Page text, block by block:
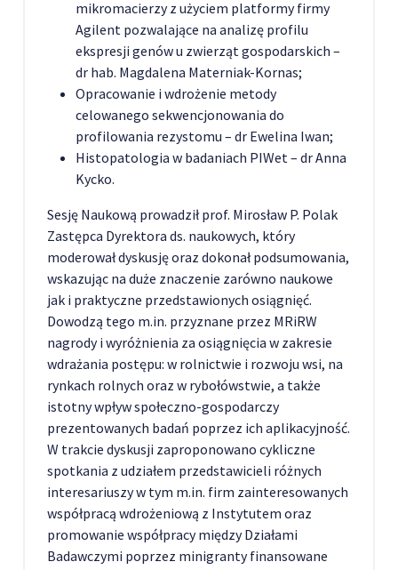
mikromacierzy z użyciem platformy firmy
Agilent pozwalające na analizę profilu
ekspresji genów u zwierząt gospodarskich –
dr hab. Magdalena Materniak-Kornas;
Opracowanie i wdrożenie metody
celowanego sekwencjonowania do
profilowania rezystomu – dr Ewelina Iwan;
Histopatologia w badaniach PIWet – dr Anna
Kycko.
Sesję Naukową prowadził prof. Mirosław P. Polak
Zastępca Dyrektora ds. naukowych, który
moderował dyskusję oraz dokonał podsumowania,
wskazując na duże znaczenie zarówno naukowe
jak i praktyczne przedstawionych osiągnięć.
Dowodzą tego m.in. przyznane przez MRiRW
nagrody i wyróżnienia za osiągnięcia w zakresie
wdrażania postępu: w rolnictwie i rozwoju wsi, na
rynkach rolnych oraz w rybołówstwie, a także
istotny wpływ społeczno-gospodarczy
prezentowanych badań poprzez ich aplikacyjność.
W trakcie dyskusji zaproponowano cykliczne
spotkania z udziałem przedstawicieli różnych
interesariuszy w tym m.in. firm zainteresowanych
współpracą wdrożeniową z Instytutem oraz
promowanie współpracy między Działami
Badawczymi poprzez minigranty finansowane